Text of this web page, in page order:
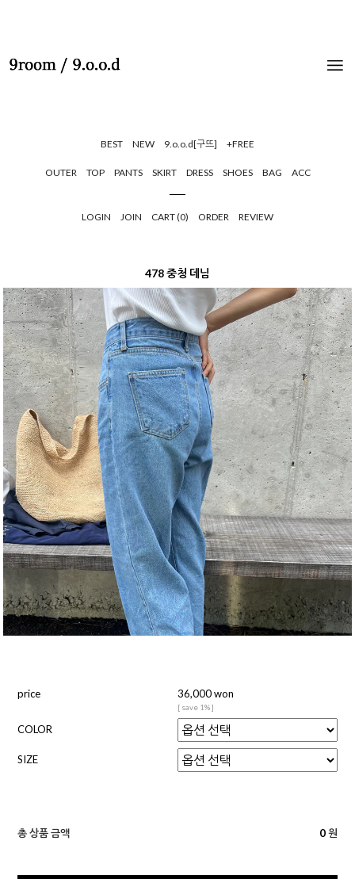
BEST NEW 9.o.o.d[구뜨] +FREE
OUTER TOP PANTS SKIRT DRESS SHOES BAG ACC
LOGIN JOIN CART (0) ORDER REVIEW
478 중청 데님
price 36,000 won
[ save 1% ]
COLOR
SIZE
총 상품 금액 0 원